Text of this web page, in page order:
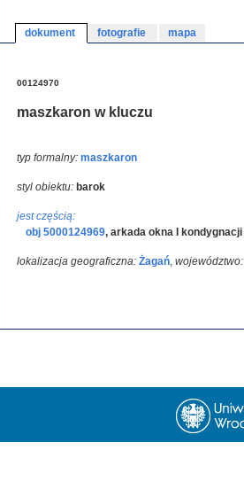
dokument fotografie mapa
00124970
maszkaron w kluczu
typ formalny: maszkaron
styl obiektu: barok
jest częścią:
obj 5000124969, arkada okna I kondygnacji
lokalizacja geograficzna: Żagań, województwo: